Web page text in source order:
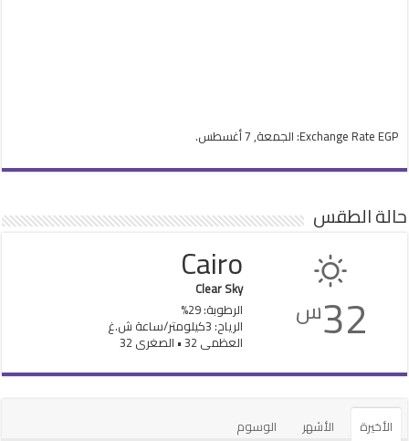
Exchange Rate EGP : الجمعة, 7 أغسطس.
حالة الطقس
32س
Cairo
Clear Sky
الرطوبة: 29%
الرياح: 3كيلومتر/ساعة ش.غ
العظمى 32 • الصغرى 32
الأخيرة الأشهر
الوسوم